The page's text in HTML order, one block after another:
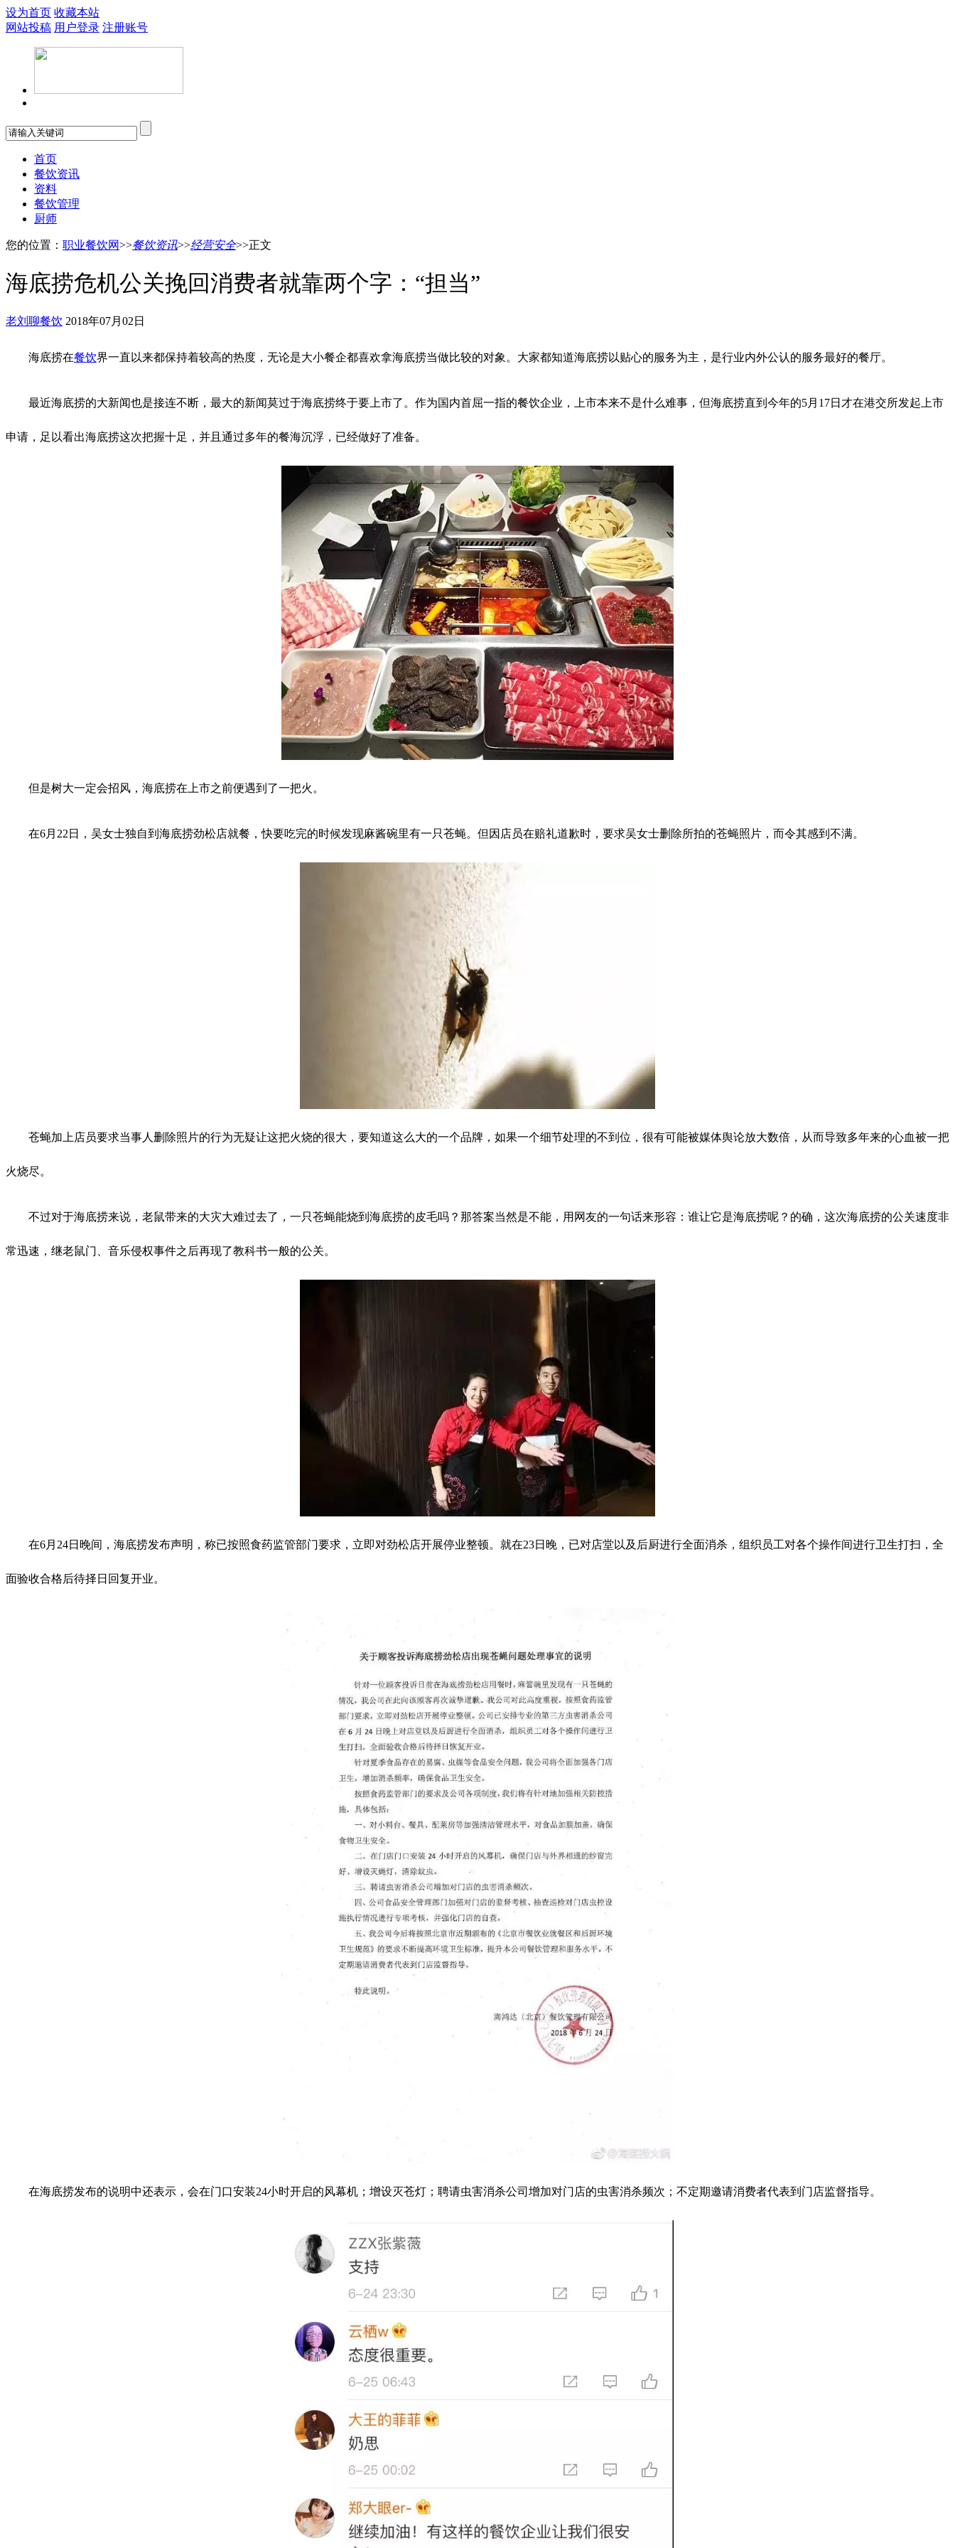
设为首页 收藏本站
网站投稿 用户登录 注册账号
首页
餐饮资讯
资料
餐饮管理
厨师
您的位置： 职业餐饮网>>餐饮资讯>>经营安全>>正文
海底捞危机公关挽回消费者就靠两个字：“担当”
老刘聊餐饮 2018年07月02日
海底捞在餐饮界一直以来都保持着较高的热度，无论是大小餐企都喜欢拿海底捞当做比较的对象。大家都知道海底捞以贴心的服务为主，是行业内外公认的服务最好的餐厅。
最近海底捞的大新闻也是接连不断，最大的新闻莫过于海底捞终于要上市了。作为国内首屈一指的餐饮企业，上市本来不是什么难事，但海底捞直到今年的5月17日才在港交所发起上市
申请，足以看出海底捞这次把握十足，并且通过多年的餐海沉浮，已经做好了准备。
但是树大一定会招风，海底捞在上市之前便遇到了一把火。
在6月22日，吴女士独自到海底捞劲松店就餐，快要吃完的时候发现麻酱碗里有一只苍蝇。但因店员在赔礼道歉时，要求吴女士删除所拍的苍蝇照片，而令其感到不满。
苍蝇加上店员要求当事人删除照片的行为无疑让这把火烧的很大，要知道这么大的一个品牌，如果一个细节处理的不到位，很有可能被媒体舆论放大数倍，从而导致多年来的心血被一把
火烧尽。
不过对于海底捞来说，老鼠带来的大灾大难过去了，一只苍蝇能烧到海底捞的皮毛吗？那答案当然是不能，用网友的一句话来形容：谁让它是海底捞呢？的确，这次海底捞的公关速度非
常迅速，继老鼠门、音乐侵权事件之后再现了教科书一般的公关。
在6月24日晚间，海底捞发布声明，称已按照食药监管部门要求，立即对劲松店开展停业整顿。就在23日晚，已对店堂以及后厨进行全面消杀，组织员工对各个操作间进行卫生打扫，全
面验收合格后待择日回复开业。
在海底捞发布的说明中还表示，会在门口安装24小时开启的风幕机；增设灭苍灯；聘请虫害消杀公司增加对门店的虫害消杀频次；不定期邀请消费者代表到门店监督指导。